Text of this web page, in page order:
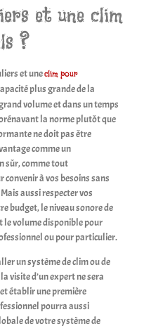
et une clim
?
et uneclim pour
plus grande de la
volume et dans un temps
la norme plutôt que
ne doit pas être
comme un
sûr, comme tout
à vos besoins sans
aussi respecter vos
budget, le niveau sonore de
le volume disponible pour
ou pour particulier.
unsystème de climou de
visite d’un expert ne sera
établir une première
pourra aussi
de votre système de